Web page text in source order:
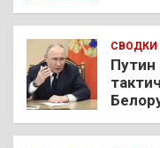
СВОДКИ
Путин